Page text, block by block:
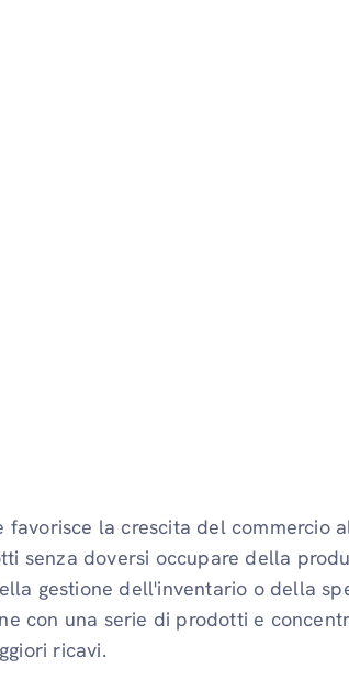
la crescita del commercio
senza doversi occupare della
gestione dell'inventario o della
con una serie di prodotti e
ricavi.